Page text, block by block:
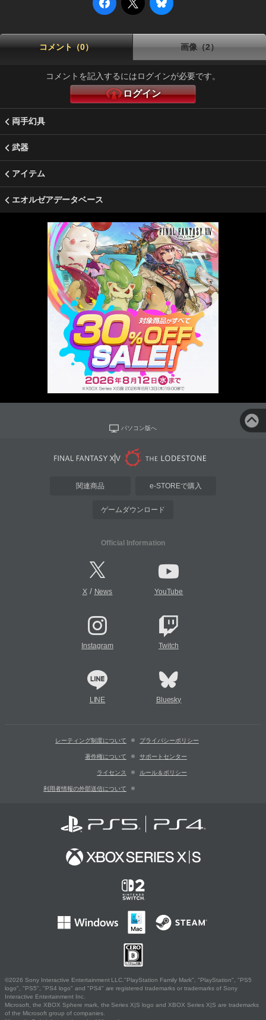
コメント（0） 画像（2）
コメントを記入するにはログインが必要です。
ログイン
両手幻具
武器
アイテム
エオルゼアデータベース
パソコン版へ
関連商品 e-STOREで購入
ゲームダウンロード
Official Information
X/ News YouTube
Instagram Twitch
LINE Bluesky
レーティング制度について プライバシーポリシー
著作権について サポートセンター
ライセンス ルール＆ポリシー
利用者情報の外部送信について
©2026 Sony Interactive Entertainment LLC."PlayStation Family Mark", "PlayStation", "PS5
logo", "PS5", "PS4 logo" and "PS4" are registered trademarks or trademarks of Sony
Interactive Entertainment Inc.
Microsoft, the XBOX Sphere mark, the Series X|S logo and XBOX Series X|S are trademarks
of the Microsoft group of companies.